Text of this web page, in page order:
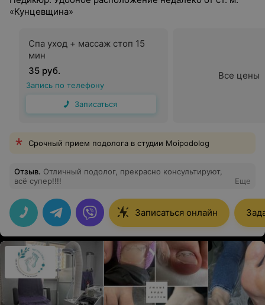
«Кунцевщина»
Спа уход + массаж стоп 15
мин
35 руб.
Запись по телефону
Записаться
Все цены
Срочный прием подолога в студии Moipodolog
Отзыв. Отличный подолог, прекрасно консультируют,
всё супер!!!!
Еще
Записаться онлайн